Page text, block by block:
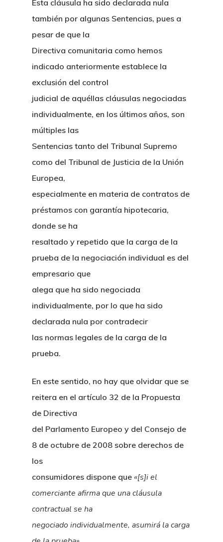
Esta cláusula ha sido declarada nula
también por algunas Sentencias, pues a
pesar de que la
Directiva comunitaria como hemos
indicado anteriormente establece la
exclusión del control
judicial de aquéllas cláusulas negociadas
individualmente, en los últimos años, son
múltiples las
Sentencias tanto del Tribunal Supremo
como del Tribunal de Justicia de la Unión
Europea,
especialmente en materia de contratos de
préstamos con garantía hipotecaria,
donde se ha
resaltado y repetido que la carga de la
prueba de la negociación individual es del
empresario que
alega que ha sido negociada
individualmente, por lo que ha sido
declarada nula por contradecir
las normas legales de la carga de la
prueba.
En este sentido, no hay que olvidar que se
reitera en el artículo 32 de la Propuesta
de Directiva
del Parlamento Europeo y del Consejo de
8 de octubre de 2008 sobre derechos de
los
consumidores dispone que «[s]i el
comerciante afirma que una cláusula
contractual se ha
negociado individualmente, asumirá la carga
Colabora
¿Quiénes